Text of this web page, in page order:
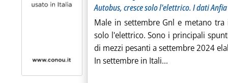
Autobus, cresce solo l'elettrico. I dati Anfia
Male in settembre Gnl e metano
solo l'elettrico. Sono i principali
di mezzi pesanti a settembre 2024
In settembre in Itali...